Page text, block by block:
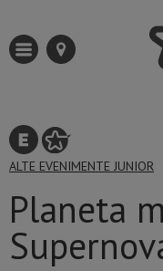
ALTE EVENIMENTE JUNIOR
Planeta